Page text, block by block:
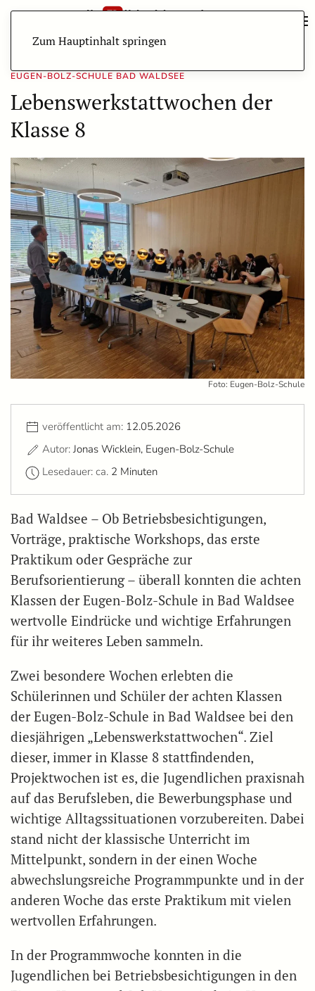
Zum Hauptinhalt springen
EUGEN-BOLZ-SCHULE BAD WALDSEE
Lebenswerkstattwochen der
Klasse 8
Foto: Eugen-Bolz-Schule
veröffentlicht am: 12.05.2026
Autor: Jonas Wicklein, Eugen-Bolz-Schule
Lesedauer: ca. 2 Minuten
Bad Waldsee – Ob Betriebsbesichtigungen,
Vorträge, praktische Workshops, das erste
Praktikum oder Gespräche zur
Berufsorientierung – überall konnten die achten
Klassen der Eugen-Bolz-Schule in Bad Waldsee
wertvolle Eindrücke und wichtige Erfahrungen
für ihr weiteres Leben sammeln.
Zwei besondere Wochen erlebten die
Schülerinnen und Schüler der achten Klassen
der Eugen-Bolz-Schule in Bad Waldsee bei den
diesjährigen „Lebenswerkstattwochen“. Ziel
dieser, immer in Klasse 8 stattfindenden,
Projektwochen ist es, die Jugendlichen praxisnah
auf das Berufsleben, die Bewerbungsphase und
wichtige Alltagssituationen vorzubereiten. Dabei
stand nicht der klassische Unterricht im
Mittelpunkt, sondern in der einen Woche
abwechslungsreiche Programmpunkte und in der
anderen Woche das erste Praktikum mit vielen
wertvollen Erfahrungen.
In der Programmwoche konnten in die
Jugendlichen bei Betriebsbesichtigungen in den